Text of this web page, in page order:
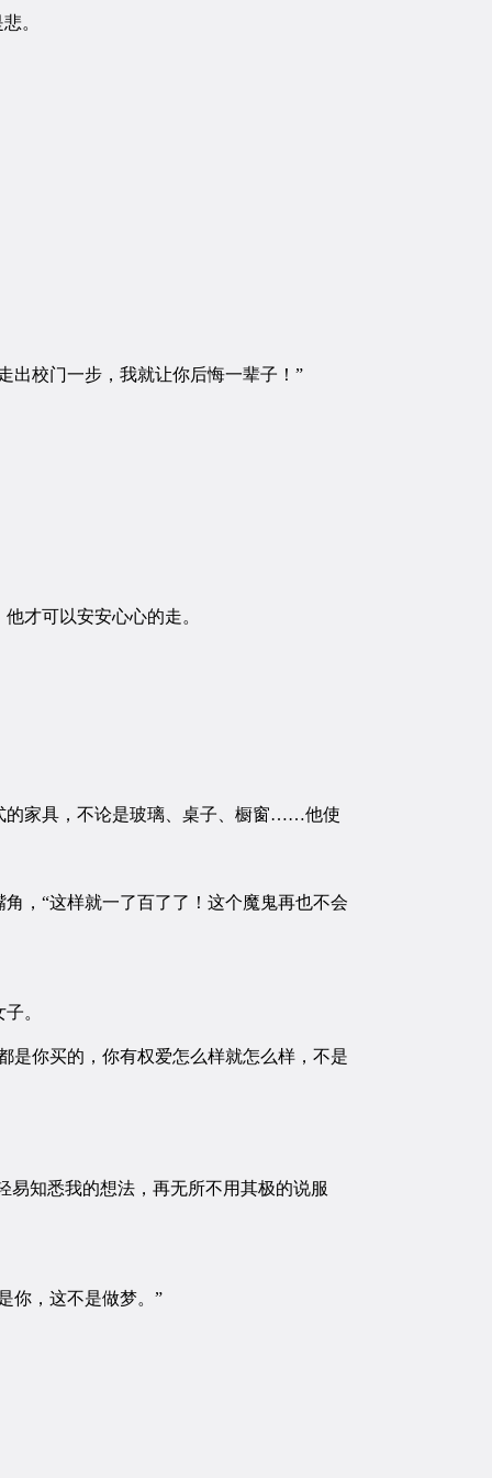
。
校门一步，我就让你后悔一辈子！”
才可以安安心心的走。
的家具，不论是玻璃、桌子、橱窗……他使
，“这样就一了百了了！这个魔鬼再也不会
。
你买的，你有权爱怎么样就怎么样，不是
知悉我的想法，再无所不用其极的说服
你，这不是做梦。”